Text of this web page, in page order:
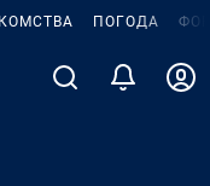
ПОГОДА